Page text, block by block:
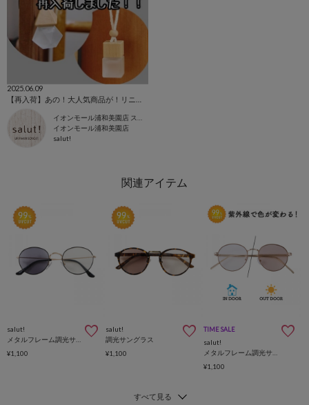
2025.06.09
イオンモール浦和美園店
salut!
salut!
¥1,100
salut!
調光サングラス
¥1,100
TIME SALE
salut!
¥1,100